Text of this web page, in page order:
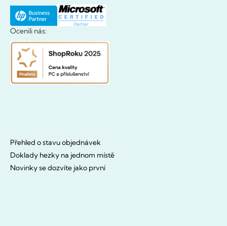
Ocenili nás:
Přehled o stavu objednávek
Doklady hezky na jednom místě
Novinky se dozvíte jako první